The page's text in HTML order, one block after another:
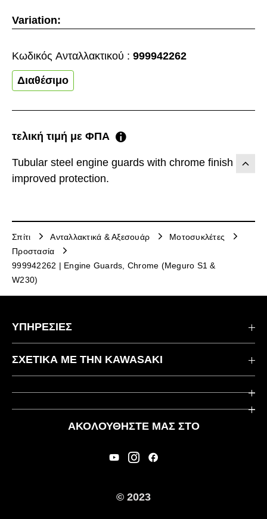
Tubular steel engine guards with chrome finish for
improved protection.
τελική τιμή με ΦΠΑ
Variation:
Κωδικός Aνταλλακτικού : 999942262
Διαθέσιμο
Σπίτι Ανταλλακτικά & Αξεσουάρ
Μοτοσυκλέτες
Προστασία
999942262 | Engine Guards, Chrome (Meguro S1 &
W230)
ΑΚΟΛΟΥΘΉΣΤΕ ΜΑΣ ΣΤΟ
ΥΠΗΡΕΣΙΕΣ
Επικοινωνήστε μαζί μας
Χρήσιμοι Σύνδεσμοι
ΣΧΕΤΙΚΆ ΜΕ ΤΗΝ KAWASAKI
Εταιρεία
© 2023